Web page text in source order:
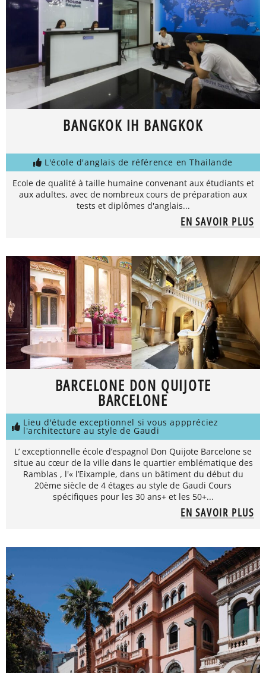
BANGKOK IH BANGKOK
L'école d'anglais de référence en Thailande
Ecole de qualité à taille humaine convenant aux étudiants et
aux adultes, avec de nombreux cours de préparation aux
tests et diplômes d'anglais...
EN SAVOIR PLUS
BARCELONE DON QUIJOTE
BARCELONE
Lieu d'étude exceptionnel si vous apppréciez
l'architecture au style de Gaudi
L’ exceptionnelle école d’espagnol Don Quijote Barcelone se
situe au cœur de la ville dans le quartier emblématique des
Ramblas , l'« l’Eixample, dans un bâtiment du début du
20ème siècle de 4 étages au style de Gaudi Cours
spécifiques pour les 30 ans+ et les 50+...
EN SAVOIR PLUS